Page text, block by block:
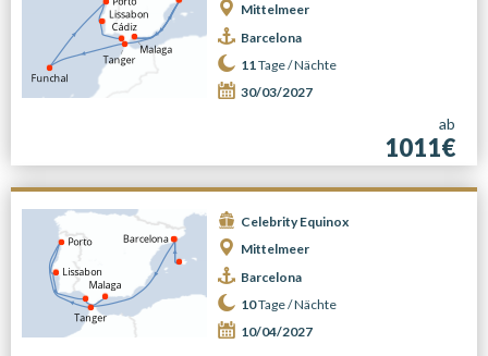
Mittelmeer
Barcelona
11 Tage /Nächte
30/03/2027
ab
1011€
Celebrity Equinox
Mittelmeer
Barcelona
10Tage /Nächte
10/04/2027